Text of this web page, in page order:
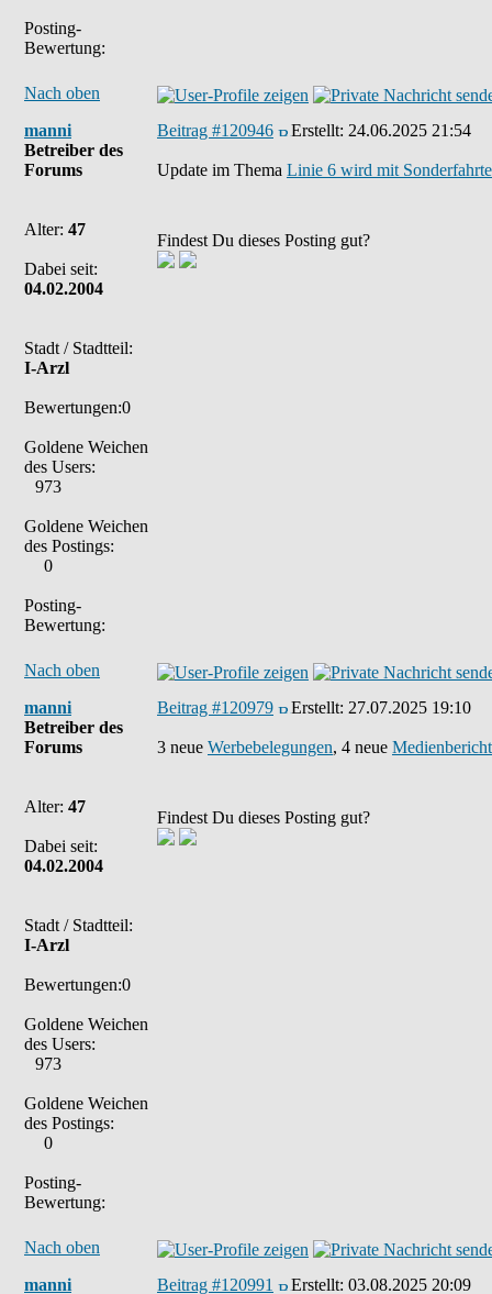
Posting-
Bewertung:
Nach oben
manni
Betreiber des
Forums
Alter: 47
Dabei seit:
04.02.2004
Stadt / Stadtteil:
I-Arzl
Bewertungen:0
Goldene Weichen
des Users:
973
Goldene Weichen
des Postings:
0
Posting-
Bewertung:
Beitrag #120946 Erstellt: 24.06.2025 21:54
Update im Thema Linie 6 wird mit
Findest Du dieses Posting gut?
Nach oben
manni
Betreiber des
Forums
Alter: 47
Dabei seit:
04.02.2004
Stadt / Stadtteil:
I-Arzl
Bewertungen:0
Goldene Weichen
des Users:
973
Goldene Weichen
des Postings:
0
Posting-
Bewertung:
Beitrag #120979 Erstellt: 27.07.2025 19:10
3 neue Werbebelegungen, 4 neue
Findest Du dieses Posting gut?
Nach oben
manni
Beitrag #120991 Erstellt: 03.08.2025 20:09